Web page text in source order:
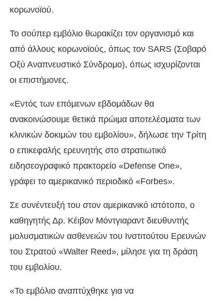
κορωνοϊού.
Το σούπερ εμβόλιο θωρακίζει τον οργανισμό και
από άλλους κορωνοϊούς, όπως τον SARS (Σοβαρό
Οξύ Αναπνευστικό Σύνδρομο), όπως ισχυρίζονται
οι επιστήμονες.
«Εντός των επόμενων εβδομάδων θα
ανακοινώσουμε θετικά πρώιμα αποτελέσματα των
κλινικών δοκιμών του εμβολίου», δήλωσε την Τρίτη
ο επικεφαλής ερευνητής στο στρατιωτικό
ειδησεογραφικό πρακτορείο «Defense One»,
γράφει το αμερικανικό περιοδικό «Forbes».
Σε συνέντευξή του στον αμερικανικό ιστότοπο, ο
καθηγητής Δρ. Κέιβον Μόντγιαραντ διευθυντής
μολυσματικών ασθενειών του Ινστιτούτου Ερευνών
του Στρατού «Walter Reed», μίλησε για τη δράση
του εμβολίου.
«Το εμβόλιο αναπτύχθηκε για να